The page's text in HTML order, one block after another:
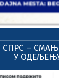
СПРС –
У